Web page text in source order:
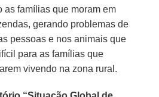
as famílias que moram em
gerando problemas de
pessoas e nos animais que
para as famílias que
vivendo na zona rural.